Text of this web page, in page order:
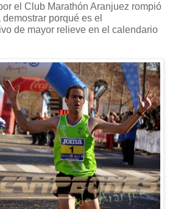
el Club Marathón Aranjuez rompió
porqué es el
de mayor relieve en el calendario